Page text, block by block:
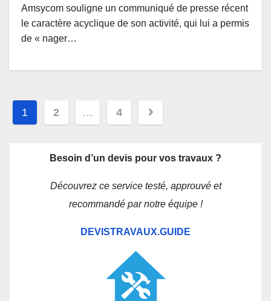
Amsycom souligne un communiqué de presse récent
le caractère acyclique de son activité, qui lui a permis
de « nager…
Navigation
articles
1 2 … 4
Besoin d’un devis pour vos travaux ?
Découvrez ce service testé, approuvé et
recommandé par notre équipe !
DEVISTRAVAUX.GUIDE